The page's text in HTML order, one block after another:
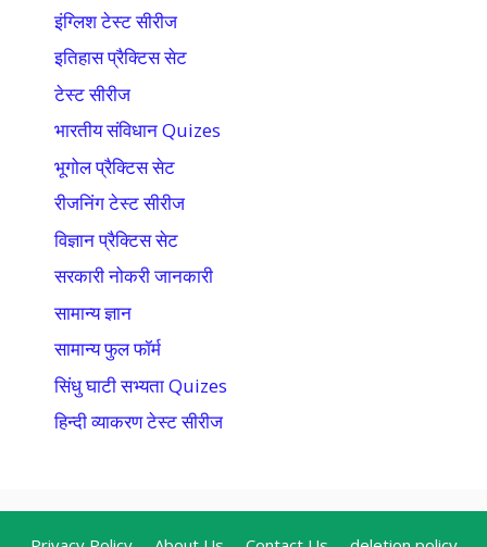
इंग्लिश टेस्ट सीरीज
इतिहास प्रैक्टिस सेट
टेस्ट सीरीज
भारतीय संविधान Quizes
भूगोल प्रैक्टिस सेट
रीजनिंग टेस्ट सीरीज
विज्ञान प्रैक्टिस सेट
सरकारी नोकरी जानकारी
सामान्य ज्ञान
सामान्य फुल फॉर्म
सिंधु घाटी सभ्यता Quizes
हिन्दी व्याकरण टेस्ट सीरीज